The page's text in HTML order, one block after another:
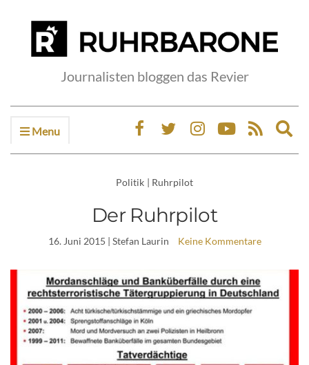
Journalisten bloggen das Revier
Menu
Politik | Ruhrpilot
Der Ruhrpilot
16. Juni 2015 | Stefan Laurin Keine Kommentare